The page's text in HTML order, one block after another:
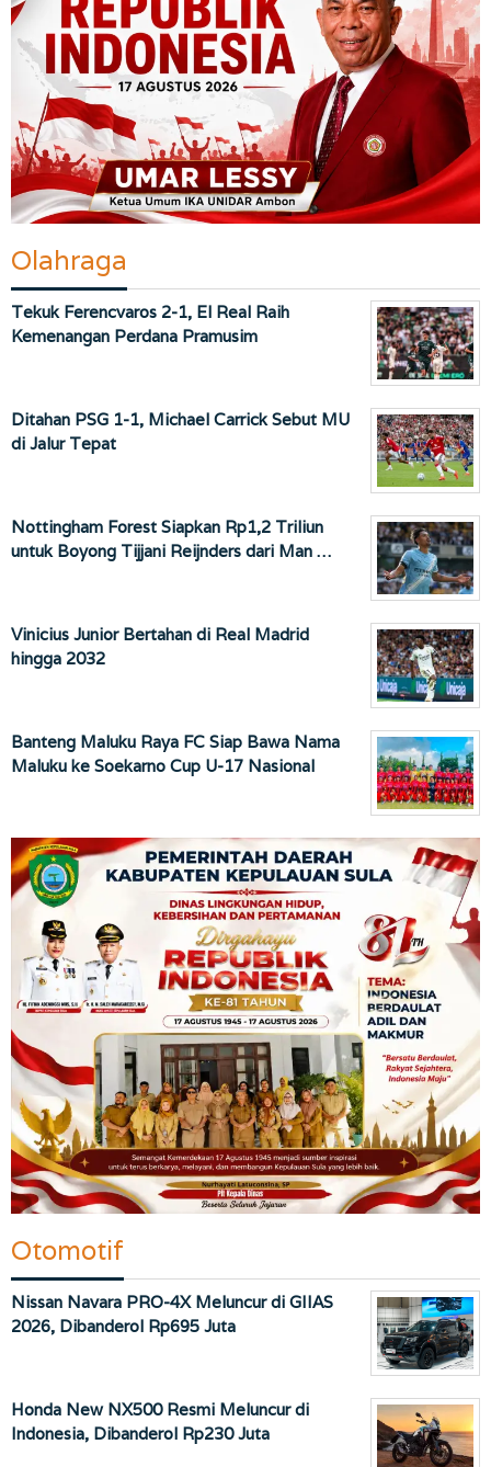
Olahraga
Tekuk Ferencvaros 2-1, El Real Raih
Kemenangan Perdana Pramusim
Ditahan PSG 1-1, Michael Carrick Sebut MU
di Jalur Tepat
Nottingham Forest Siapkan Rp1,2 Triliun
untuk Boyong Tijjani Reijnders dari Man …
Vinicius Junior Bertahan di Real Madrid
hingga 2032
Banteng Maluku Raya FC Siap Bawa Nama
Maluku ke Soekarno Cup U-17 Nasional
Otomotif
Nissan Navara PRO-4X Meluncur di GIIAS
2026, Dibanderol Rp695 Juta
Honda New NX500 Resmi Meluncur di
Indonesia, Dibanderol Rp230 Juta